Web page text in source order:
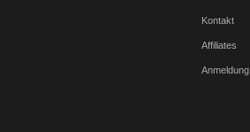
Kontakt
Affiliates
Anmeldung